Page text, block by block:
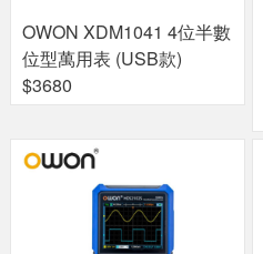
OWON XDM1041 4位半數
位型萬用表 (USB款)
$3680